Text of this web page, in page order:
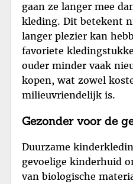
gaan ze langer mee
kleding. Dit betekent
langer plezier kan
favoriete
ouder minder vaak
kopen, wat zowel
milieuvriendelijk is.
Gezonder voor de
Duurzame
gevoelige kinderhuid
van biologische